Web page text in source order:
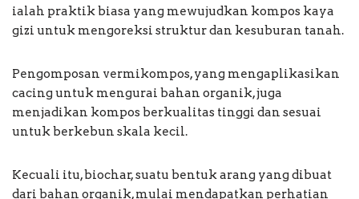
ialah praktik biasa yang mewujudkan kompos kaya
gizi untuk mengoreksi struktur dan kesuburan tanah.
Pengomposan vermikompos, yang mengaplikasikan
cacing untuk mengurai bahan organik, juga
menjadikan kompos berkualitas tinggi dan sesuai
untuk berkebun skala kecil.
Kecuali itu, biochar, suatu bentuk arang yang dibuat
dari bahan organik, mulai mendapatkan perhatian